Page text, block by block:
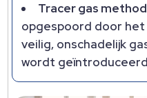
Tracer gas
opgespoord door het
veilig, onschadelijk
wordt